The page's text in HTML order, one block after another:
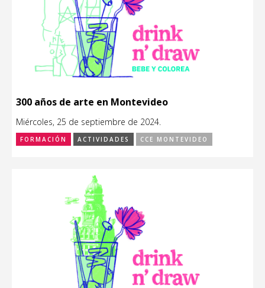
300 años de arte en Montevideo
Miércoles, 25 de septiembre de 2024.
FORMACIÓN ACTIVIDADES CCE MONTEVIDEO